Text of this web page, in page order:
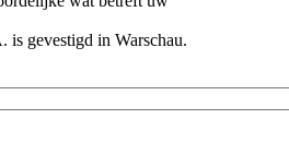
gevestigd in Warschau.